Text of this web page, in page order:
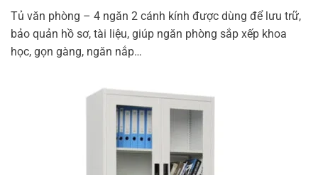
Tủ văn phòng – 4 ngăn 2 cánh kính được dùng để lưu trữ,
bảo quản hồ sơ, tài liệu, giúp ngăn phòng sắp xếp khoa
học, gọn gàng, ngăn nắp…